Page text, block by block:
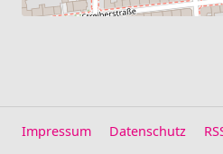
Impressum Datenschutz